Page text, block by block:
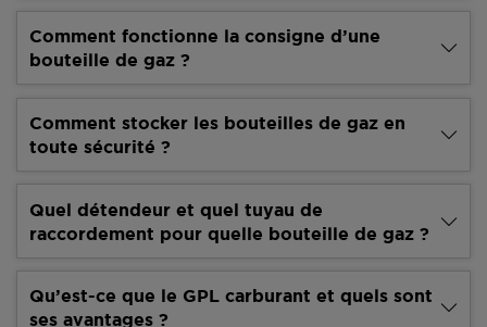
Comment fonctionne la consigne d’une
bouteille de gaz ?
Comment stocker les bouteilles de gaz en
toute sécurité ?
Quel détendeur et quel tuyau de
raccordement pour quelle bouteille de gaz ?
Qu’est-ce que le GPL carburant et quels sont
ses avantages ?